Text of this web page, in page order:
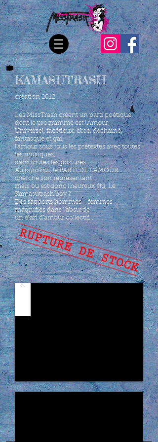
KAMASUTRASH
création 2012
Les MissTrash créent un parti poétique
dont le programmeest l'Amour.
Universel, facétieux, libre, déchainé,
fantasque et gai,
l'amour sous tous les prétextes avec toutes
les musiques,
dans toutes les postures...
Aujourd'hui, le PARTI DE L'AMOUR
cherche son représentant :
mais ou est donc l'heureux élu, Le
Kamasutrash boy ?
Des rapports hommes - femmes
magnifiés dans l'absurde
un élan d'amour collectif...